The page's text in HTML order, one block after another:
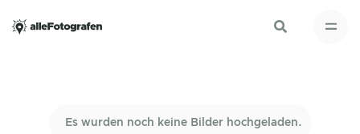
Es wurden noch keine Bilder hochgeladen.